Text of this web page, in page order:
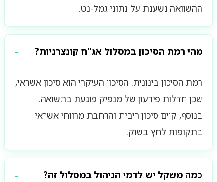
ההשוואה נשענת על נתוני גמל-נט.
מהי רמת הסיכון במסלול אג"ח קונצרניות?
רמת הסיכון בינונית. הסיכון העיקרי הוא סיכון אשראי,
שכן חדלות פירעון של מנפיק פוגעת בתשואה.
בנוסף, קיים סיכון ריבית והרחבת מרווחי אשראי
בתקופות לחץ בשוק.
כמה משקל יש לדמי הניהול במסלול זה?